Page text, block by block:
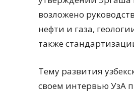
возложено
нефти и газа,
также
Тему развития
своем интервью УзА